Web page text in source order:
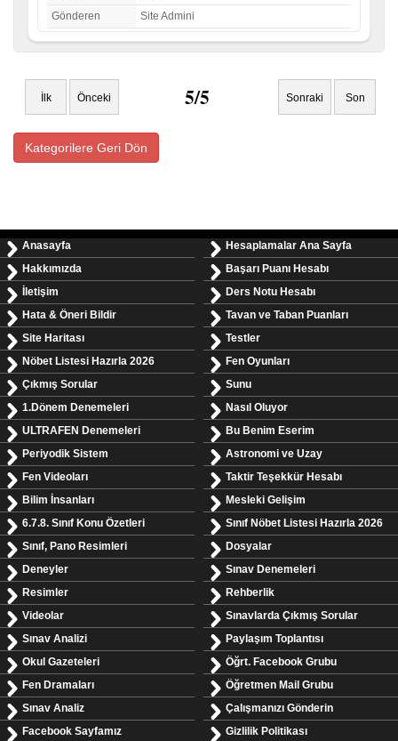
Gönderen
Site Admini
İlk Önceki 5/5 Sonraki Son
Kategorilere Geri Dön
Anasayfa
Hakkımızda
İletişim
Hata & Öneri Bildir
Site Haritası
Nöbet Listesi Hazırla 2026
Çıkmış Sorular
1.Dönem Denemeleri
ULTRAFEN Denemeleri
Periyodik Sistem
Fen Videoları
Bilim İnsanları
6.7.8. Sınıf Konu Özetleri
Sınıf, Pano Resimleri
Deneyler
Resimler
Videolar
Sınav Analizi
Okul Gazeteleri
Fen Dramaları
Sınav Analiz
Facebook Sayfamız
Hesaplamalar Ana Sayfa
Başarı Puanı Hesabı
Ders Notu Hesabı
Tavan ve Taban Puanları
Testler
Fen Oyunları
Sunu
Nasıl Oluyor
Bu Benim Eserim
Astronomi ve Uzay
Taktir Teşekkür Hesabı
Mesleki Gelişim
Sınıf Nöbet Listesi Hazırla 2026
Dosyalar
Sınav Denemeleri
Rehberlik
Sınavlarda Çıkmış Sorular
Paylaşım Toplantısı
Öğrt. Facebook Grubu
Öğretmen Mail Grubu
Çalışmanızı Gönderin
Gizlilik Politikası